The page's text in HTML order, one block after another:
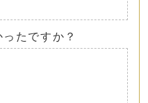
たですか？